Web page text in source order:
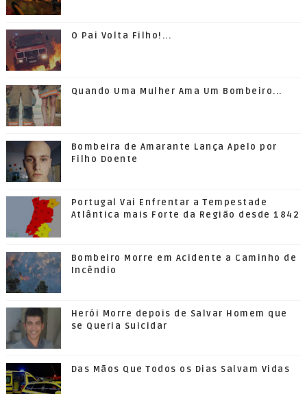
O Pai Volta Filho!...
Quando Uma Mulher Ama Um Bombeiro...
Bombeira de Amarante Lança Apelo por
Filho Doente
Portugal Vai Enfrentar a Tempestade
Atlântica mais Forte da Região desde 1842
Bombeiro Morre em Acidente a Caminho de
Incêndio
Herói Morre depois de Salvar Homem que
se Queria Suicidar
Das Mãos Que Todos os Dias Salvam Vidas